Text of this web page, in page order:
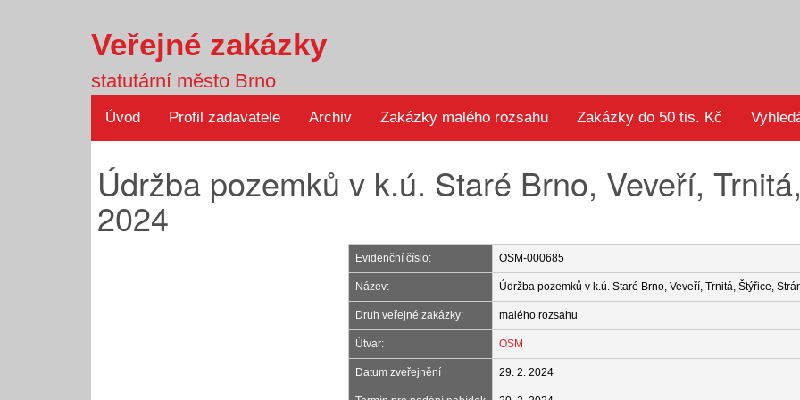
Veřejné zakázky
statutární město Brno
Úvod Profil zadavatele Archiv Zakázky malého rozsahu Zakázky do 50 tis. Kč
Údržba pozemků v k.ú. Staré Brno, Veveří,
2024
Evidenční číslo: OSM-000685
Název: Údržba pozemků v k.ú. Staré Brno, Veveří, Trnitá, Štýřice,
Druh veřejné zakázky: malého rozsahu
Útvar: OSM
Datum zveřejnění 29. 2. 2024